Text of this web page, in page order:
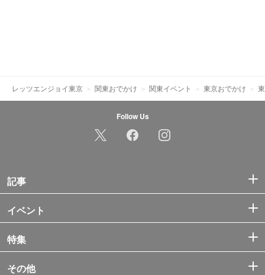
レッツエンジョイ東京 関東おでかけ 関東イベント 東京おでかけ
Follow Us
記事
イベント
特集
その他